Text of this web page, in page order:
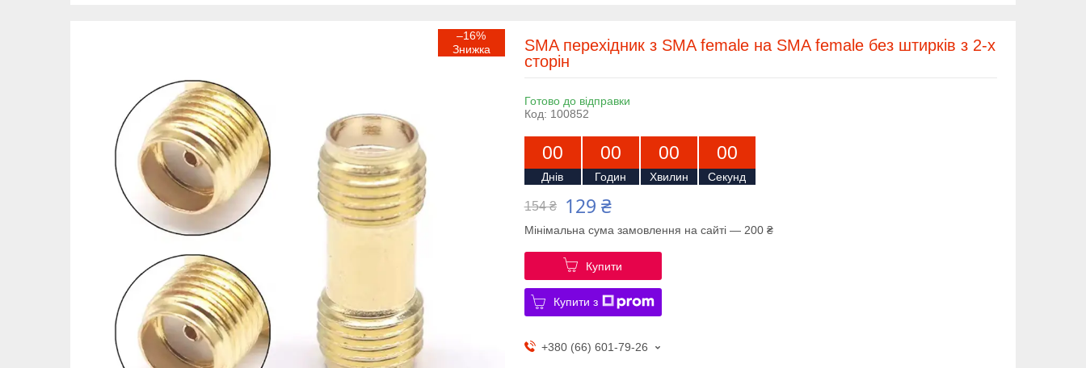
–16%
SMA перехідник з SMA female на SMA female без штирків з 2-х
сторін
Готово до відправки
Код: 100852
00
Днів
00
Годин
00
Хвилин
00
Секунд
154 ₴ 129 ₴
Мінімальна сума замовлення на сайті — 200 ₴
Купити
Купити з
+380 (66) 601-79-26